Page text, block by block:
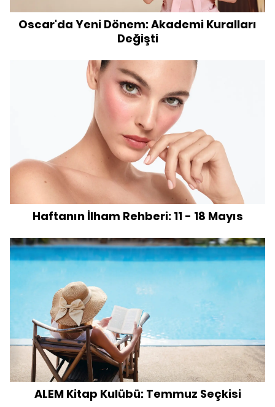
Oscar'da Yeni Dönem: Akademi Kuralları
Değişti
Haftanın İlham Rehberi: 11 - 18 Mayıs
ALEM Kitap Kulübü: Temmuz Seçkisi